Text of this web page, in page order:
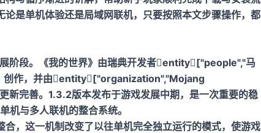
是单机体验还是局域网联机，只要按照本文步骤操作，都
阶段。《我的世界》由瑞典开发者entity["people","马
创作，并由entity["organization","Mojang
完善。1.3.2版本发布于游戏发展中期，是一次重要的稳
机与多人联机的整合系统。
，这一机制改变了以往单机完全独立运行的模式，使游戏